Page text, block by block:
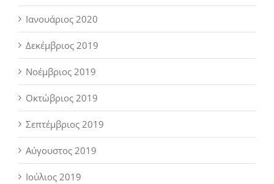
Ιανουάριος 2020
Δεκέμβριος 2019
Νοέμβριος 2019
Οκτώβριος 2019
Σεπτέμβριος 2019
Αύγουστος 2019
Ιούλιος 2019